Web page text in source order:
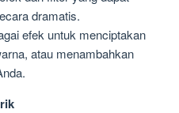
dramatis.
efek untuk menciptakan
atau menambahkan